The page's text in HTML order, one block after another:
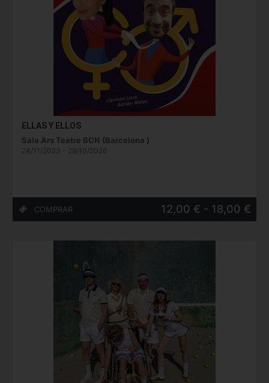
ELLAS Y ELLOS
Sala Ars Teatre BCN (Barcelona )
24/11/2023 - 29/10/2026
12,00 € - 18,00 €